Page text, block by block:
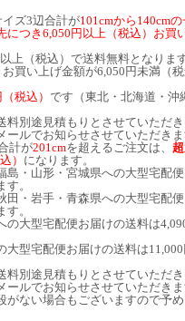
ズ3辺合計が101cmから140cm
につき6,050円以上（税込）お買
上（税込）で送料無料となります
買い上げ金額が6,050円未満（
税込） です（東北・北海道・沖
料別途見積もりとさせていただ
ールでお知らせさせていただきま
計が201cmを超えるご注文は、
） になります。
島・山形・宮城県への大型宅配
。
田・岩手・青森県への大型宅配
。
の大型宅配便お届けの送料は
大型宅配便お届けの送料は
料別途見積もりとさせていただ
ールでお知らせさせていただきま
がない場合もございますので予